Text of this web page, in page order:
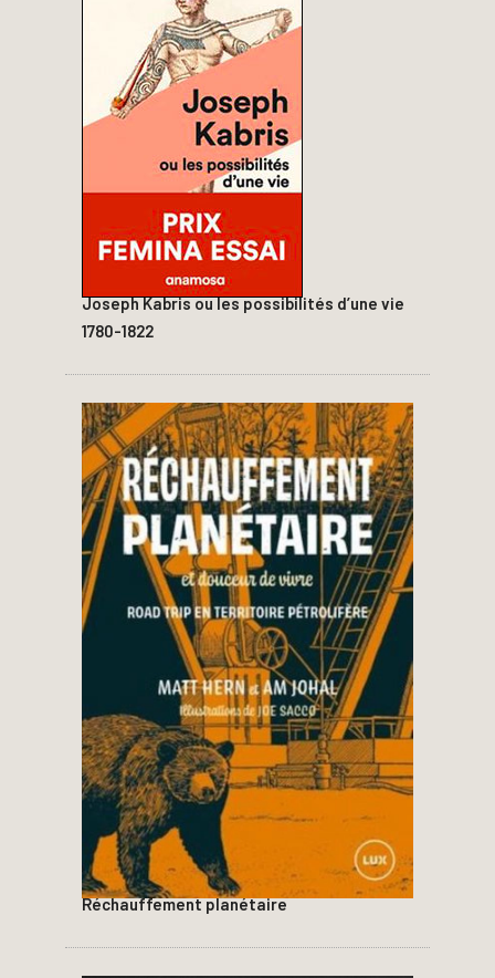
Joseph Kabris ou les possibilités d’une vie
1780-1822
Réchauffement planétaire